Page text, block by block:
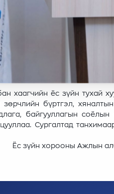
ёс зүйн тухай
бүртгэл,
байгууллагын
Сургалтад
Ёс зүйн хорооны Ажлын